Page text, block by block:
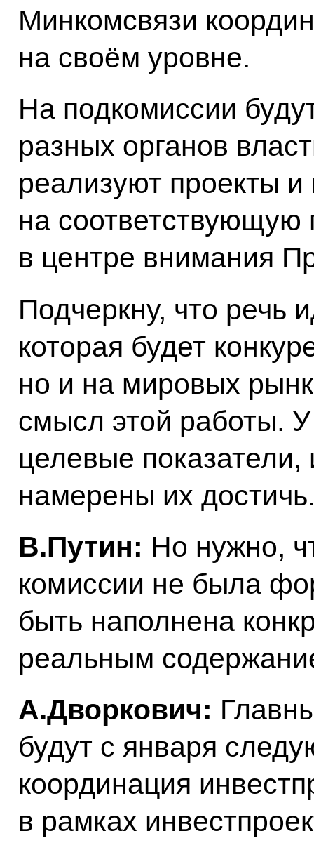
Минкомсвязи
на своём уровне.
На подкомиссии
разных органов
реализуют проекты
на соответствующую
в центре внимания
Подчеркну, что речь
которая будет
но и на мировых
смысл этой работы.
целевые
намерены их
В.Путин: Но нужно,
комиссии не была
быть наполнена
реальным
А.Дворкович:
будут с января
координация
в рамках